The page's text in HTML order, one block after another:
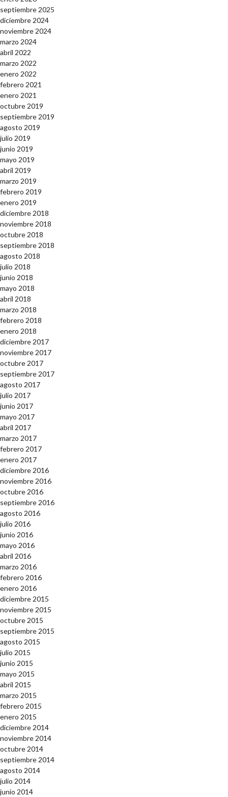
septiembre 2025
diciembre 2024
noviembre 2024
marzo 2024
abril 2022
marzo 2022
enero 2022
febrero 2021
enero 2021
octubre 2019
septiembre 2019
agosto 2019
julio 2019
junio 2019
mayo 2019
abril 2019
marzo 2019
febrero 2019
enero 2019
diciembre 2018
noviembre 2018
octubre 2018
septiembre 2018
agosto 2018
julio 2018
junio 2018
mayo 2018
abril 2018
marzo 2018
febrero 2018
enero 2018
diciembre 2017
noviembre 2017
octubre 2017
septiembre 2017
agosto 2017
julio 2017
junio 2017
mayo 2017
abril 2017
marzo 2017
febrero 2017
enero 2017
diciembre 2016
noviembre 2016
octubre 2016
septiembre 2016
agosto 2016
julio 2016
junio 2016
mayo 2016
abril 2016
marzo 2016
febrero 2016
enero 2016
diciembre 2015
noviembre 2015
octubre 2015
septiembre 2015
agosto 2015
julio 2015
junio 2015
mayo 2015
abril 2015
marzo 2015
febrero 2015
enero 2015
diciembre 2014
noviembre 2014
octubre 2014
septiembre 2014
agosto 2014
julio 2014
junio 2014